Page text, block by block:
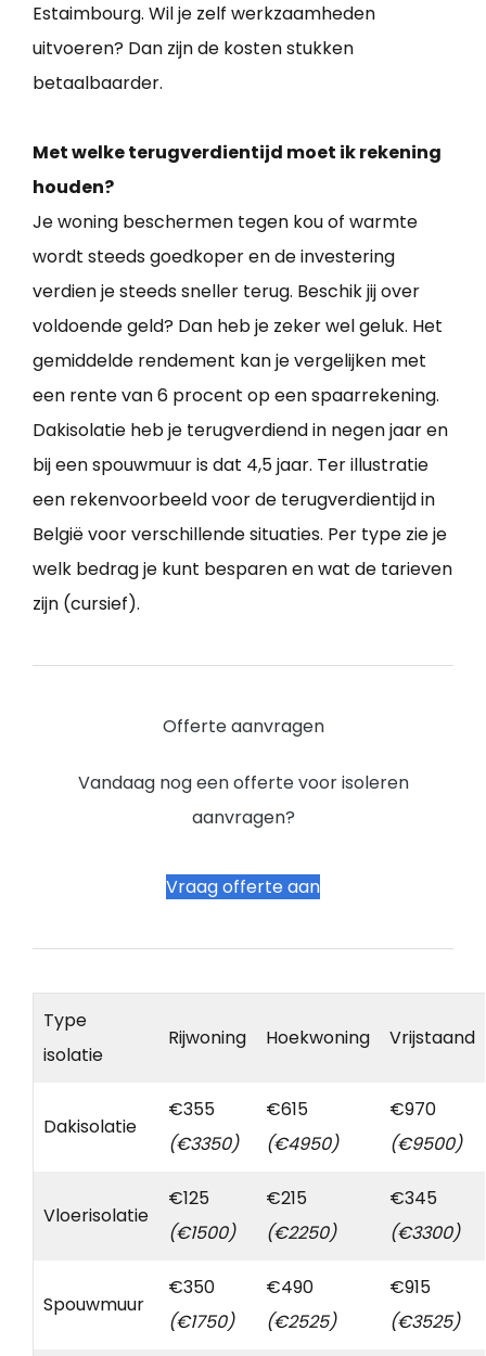
Estaimbourg. Wil je zelf werkzaamheden
uitvoeren? Dan zijn de kosten stukken
betaalbaarder.
Met welke terugverdientijd moet ik rekening
houden?
Je woning beschermen tegen kou of warmte
wordt steeds goedkoper en de investering
verdien je steeds sneller terug. Beschik jij over
voldoende geld? Dan heb je zeker wel geluk. Het
gemiddelde rendement kan je vergelijken met
een rente van 6 procent op een spaarrekening.
Dakisolatie heb je terugverdiend in negen jaar en
bij een spouwmuur is dat 4,5 jaar. Ter illustratie
een rekenvoorbeeld voor de terugverdientijd in
België voor verschillende situaties. Per type zie je
welk bedrag je kunt besparen en wat de tarieven
zijn (cursief).
Offerte aanvragen
Vandaag nog een offerte voor isoleren
aanvragen?
Vraag offerte aan
Type
isolatie
Rijwoning Hoekwoning Vrijstaand
Dakisolatie
€355
(€3350)
€615
(€4950)
€970
(€9500)
Vloerisolatie
€125
(€1500)
€215
(€2250)
€345
(€3300)
Spouwmuur
€350
(€1750)
€490
(€2525)
€915
(€3525)